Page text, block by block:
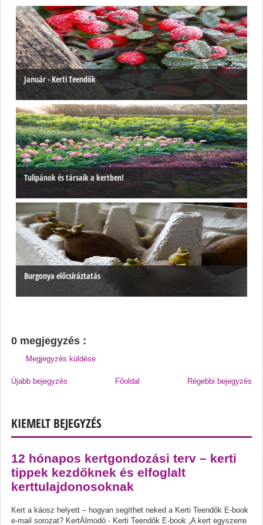
Január - Kerti Teendők
Tulipánok és társaik a kertben!
Burgonya előcsíráztatás
0 megjegyzés :
Megjegyzés küldése
Újabb bejegyzés Régebbi bejegyzés
Főoldal
KIEMELT BEJEGYZÉS
12 hónapos kertgondozási terv – kerti
tippek kezdőknek és elfoglalt
kerttulajdonosoknak
Kert a káosz helyett – hogyan segíthet neked a Kerti Teendők E-book
e-mail sorozat? KertÁlmodó - Kerti Teendők E-book „A kert egyszerre